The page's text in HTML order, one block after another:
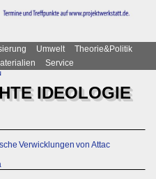
Umwelt
Theorie&Politik
Service
IDEOLOGIE
Verwicklungen von Attac